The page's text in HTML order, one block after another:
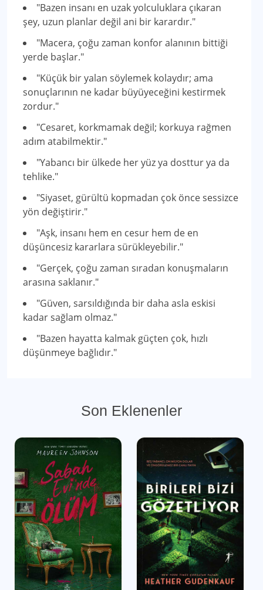
"Bazen insanı en uzak yolculuklara çıkaran
şey, uzun planlar değil ani bir karardır."
"Macera, çoğu zaman konfor alanının bittiği
yerde başlar."
"Küçük bir yalan söylemek kolaydır; ama
sonuçlarının ne kadar büyüyeceğini kestirmek
zordur."
"Cesaret, korkmamak değil; korkuya rağmen
adım atabilmektir."
"Yabancı bir ülkede her yüz ya dosttur ya da
tehlike."
"Siyaset, gürültü kopmadan çok önce sessizce
yön değiştirir."
"Aşk, insanı hem en cesur hem de en
düşüncesiz kararlara sürükleyebilir."
"Gerçek, çoğu zaman sıradan konuşmaların
arasına saklanır."
"Güven, sarsıldığında bir daha asla eskisi
kadar sağlam olmaz."
"Bazen hayatta kalmak güçten çok, hızlı
düşünmeye bağlıdır."
Son Eklenenler